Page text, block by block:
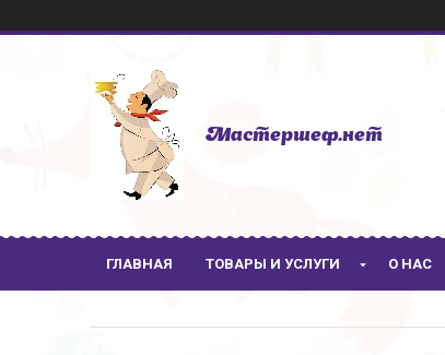
Мастершеф.нет
ГЛАВНАЯ ТОВАРЫ И УСЛУГИ О НАС